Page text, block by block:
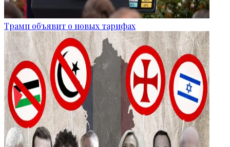
Трамп объявит о новых тарифах